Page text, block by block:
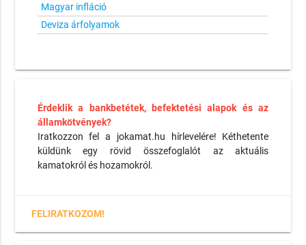
Magyar infláció
Deviza árfolyamok
Érdeklik a bankbetétek, befektetési alapok és az
államkötvények?
Iratkozzon fel a jokamat.hu hírlevelére! Kéthetente
küldünk egy rövid összefoglalót az aktuális
kamatokról és hozamokról.
FELIRATKOZOM!